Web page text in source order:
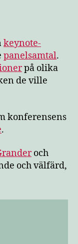
keynote-
panelsamtal.
på olika
de ville
konferensens
.
och
och välfärd,